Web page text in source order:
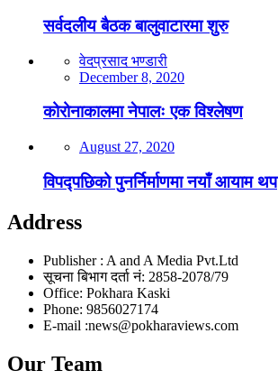
सर्वदलीय बैठक बालुवाटारमा शुरु
वेदप्रसाद भण्डारी
December 8, 2020
कोरोनाकालमा नेपालः एक विश्लेषण
August 27, 2020
विपद्पछिको पुनर्निर्माणमा नयाँ आयाम थप
Address
Publisher : A and A Media Pvt.Ltd
सूचना बिभाग दर्ता नं: 2858-2078/79
Office: Pokhara Kaski
Phone: 9856027174
E-mail :news@pokharaviews.com
Our Team